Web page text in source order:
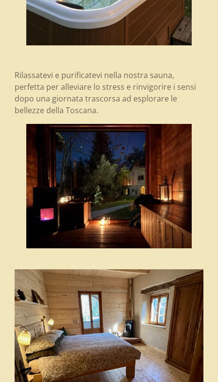
Rilassatevi e purificatevi nella nostra sauna,
perfetta per alleviare lo stress e rinvigorire i sensi
dopo una giornata trascorsa ad esplorare le
bellezze della Toscana.